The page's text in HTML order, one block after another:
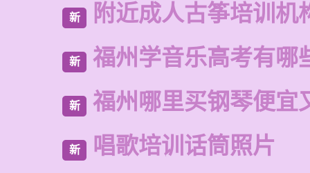
新 附近成人古筝培训机
新 福州学音乐高考有哪
新 福州哪里买钢琴便宜
新 唱歌培训话筒照片